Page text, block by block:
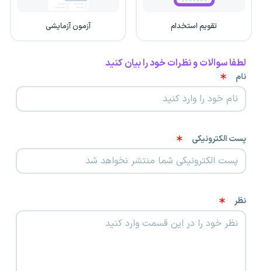
تقویم استخدام آزمون آزمایشی
لطفا سوالات و نظرات خود را بیان کنید
نام
پست الکترونیکی
نظر